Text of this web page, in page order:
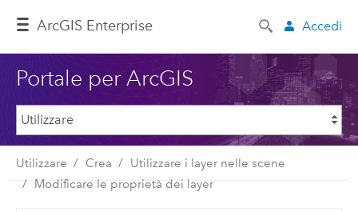
ArcGIS Enterprise Accedi
Portale per ArcGIS
Utilizzare Crea
Utilizzare i layer nelle scene
Modificare le proprietà dei layer